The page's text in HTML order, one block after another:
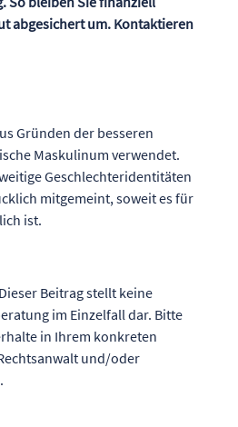
abgesichert um. Kontaktieren
Gründen der besseren
Maskulinum verwendet.
Geschlechteridentitäten
mitgemeint, soweit es für
ist.
Beitrag stellt keine
im Einzelfall dar. Bitte
in Ihrem konkreten
und/oder